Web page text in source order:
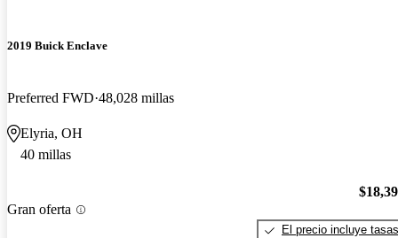
2019 Buick Enclave
Preferred FWD 48,028 millas
Elyria, OH
40 millas
Gran oferta
El precio incluye tasas